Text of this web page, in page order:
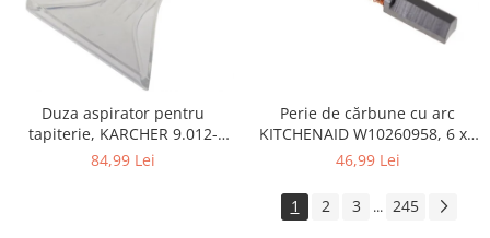
Duza aspirator pentru
tapiterie, KARCHER 9.012-
278.0, SE4001, SE4002, SE5100
84,99 Lei
Perie de cărbune cu arc
KITCHENAID W10260958, 6 x6
x 19 mm, pentru 5KSM15
46,99 Lei
1 2 3 ... 245